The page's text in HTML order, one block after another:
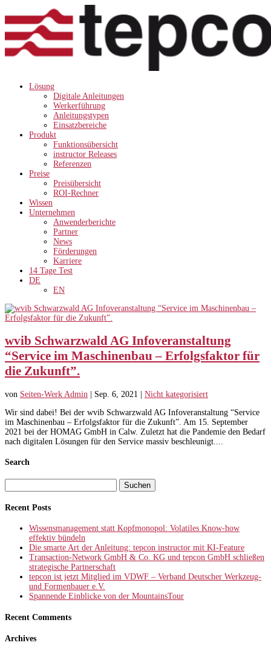
Lösung
Digitale Anleitungen
Werkerführung
Anleitungstypen
Einsatzbereiche
Produkt
Funktionsübersicht
instructor Releases
Referenzen
Preise
Preisübersicht
ROI-Rechner
Wissen
Unternehmen
Anwenderberichte
Partner
News
Förderungen
Karriere
14 Tage Test
DE
EN
wvib Schwarzwald AG Infoveranstaltung
“Service im Maschinenbau – Erfolgsfaktor für
die Zukunft”.
von Seiten-Werk Admin Sep. 6, 2021
Nicht kategorisiert
Wir sind dabei! Bei der wvib Schwarzwald AG Infoveranstaltung “Service
im Maschinenbau – Erfolgsfaktor für die Zukunft”. Am 15. September
2021 bei der HOMAG GmbH in Calw. Zuletzt hat die Pandemie den Bedarf
nach digitalen Lösungen für den Service massiv beschleunigt....
Search
nach:
Recent Posts
Wissensmanagement statt Kopfmonopol: Volatiles Know-how
effektiv bündeln
Die smarte Art der Anleitung: tepcon instructor mit KI-Feature
Transaction-Network GmbH & Co. KG und tepcon GmbH schließen
strategische Partnerschaft
tepcon ist jetzt Mitglied im VDWF – Verband Deutscher Werkzeug-
und Formenbauer e.V.
Spannende Einblicke von der MountainsTour
Recent Comments
Archives